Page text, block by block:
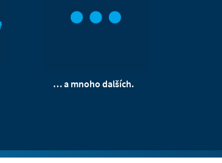
… a mnoho dalších.